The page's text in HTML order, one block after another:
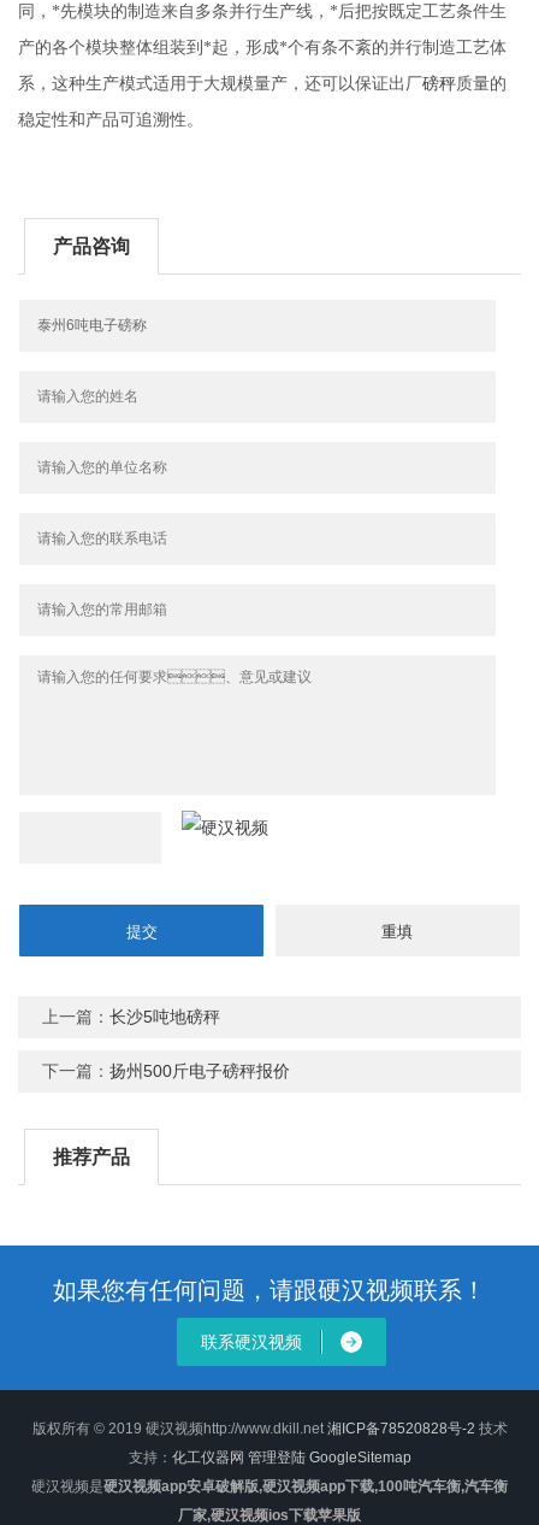
同，*先模块的制造来自多条并行生产线，*后把按既定工艺条件生
产的各个模块整体组装到*起，形成*个有条不紊的并行制造工艺体
系，这种生产模式适用于大规模量产，还可以保证出厂磅秤质量的
稳定性和产品可追溯性。
产品咨询
上一篇：长沙5吨地磅秤
下一篇：扬州500斤电子磅秤报价
推荐产品
如果您有任何问题，请跟硬汉视频联系！
联系硬汉视频
版权所有 © 2019 硬汉视频http://www.dkill.net 湘ICP备78520828号-2 技术
支持： 化工仪器网 管理登陆 GoogleSitemap
硬汉视频是硬汉视频app安卓破解版,硬汉视频app下载,100吨汽车衡,汽车衡
厂家,硬汉视频ios下载苹果版